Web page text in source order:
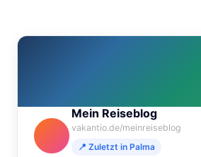
Mein Reiseblog
vakantio.de/meinreiseblog
📍 Zuletzt in Palma